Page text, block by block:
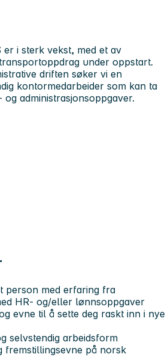
i sterk vekst, med et av
under oppstart.
driften søker vi en
kontormedarbeider som kan ta
administrasjonsoppgaver.
person med erfaring fra
HR- og/eller lønnsoppgaver
evne til å sette deg raskt inn i nye
selvstendig arbeidsform
fremstillingsevne på norsk